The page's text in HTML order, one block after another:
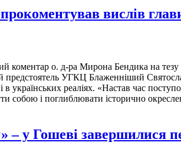
прокоментував вислів
коментар о. д-ра Мирона Бендика на
предстоятель УГКЦ Блаженніший
українських реаліях. «Настав час
собою і поглиблювати історично
у Гошеві завершилися